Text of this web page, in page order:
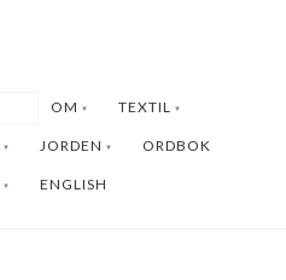
OM TEXTIL
JORDEN ORDBOK
ENGLISH